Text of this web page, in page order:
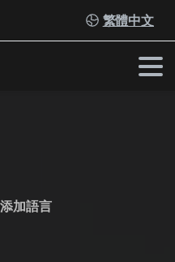
繁體中文
加語言